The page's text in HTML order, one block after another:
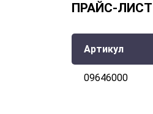
ПРАЙС-ЛИСТ
Артикул
09646000